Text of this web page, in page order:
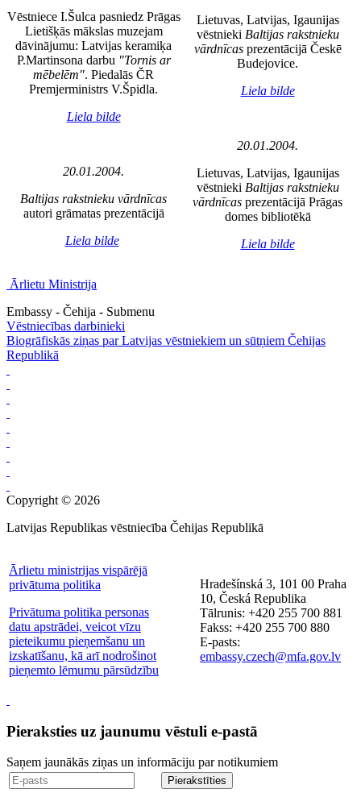
Vēstniece I.Šulca pasniedz Prāgas
Lietišķās mākslas muzejam
dāvinājumu: Latvijas keramiķa
P.Martinsona darbu "Tornis ar
mēbelēm". Piedalās ČR
Premjerministrs V.Špidla.
Liela bilde
20.01.2004.
Baltijas rakstnieku vārdnīcas
autori grāmatas prezentācijā
Liela bilde
Lietuvas, Latvijas, Igaunijas
vēstnieki Baltijas rakstnieku
vārdnīcasprezentācijā Českē
Budejovice.
Liela bilde
20.01.2004.
Lietuvas, Latvijas, Igaunijas
vēstnieki Baltijas rakstnieku
vārdnīcas prezentācijā Prāgas
domes bibliotēkā
Liela bilde
Ārlietu Ministrija
Embassy - Čehija - Submenu
Vēstniecības darbinieki
Biogrāfiskās ziņas par Latvijas vēstniekiem un sūtņiem Čehijas
Republikā
Copyright © 2026
Latvijas Republikas vēstniecība Čehijas Republikā
Ārlietu ministrijas vispārējā
privātuma politika
Privātuma politika personas
datu apstrādei, veicot vīzu
pieteikumu pieņemšanu un
izskatīšanu, kā arī nodrošinot
pieņemto lēmumu pārsūdzību
Hradešínská 3, 101 00 Praha
10, Česká Republika
Tālrunis: +420 255 700 881
Fakss: +420 255 700 880
E-pasts:
embassy.czech@mfa.gov.lv
Pieraksties uz jaunumu vēstuli e-pastā
Saņem jaunākās ziņas un informāciju par notikumiem